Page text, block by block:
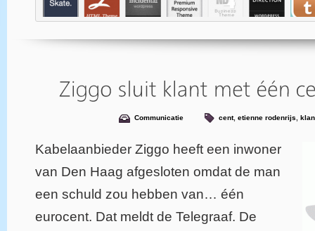
Communicatie cent, etienne rodenrijs,
Kabelaanbieder Ziggo heeft een inwoner
van Den Haag afgesloten omdat de man
een schuld zou hebben van… één
eurocent. Dat meldt de Telegraaf. De